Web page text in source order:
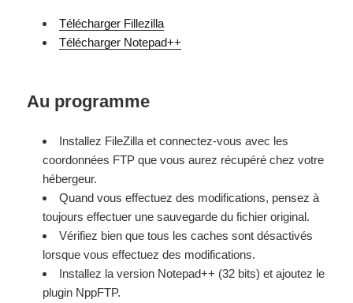
Télécharger Fillezilla
Télécharger Notepad++
Au programme
Installez FileZilla et connectez-vous avec les
coordonnées FTP que vous aurez récupéré chez votre
hébergeur.
Quand vous effectuez des modifications, pensez à
toujours effectuer une sauvegarde du fichier original.
Vérifiez bien que tous les caches sont désactivés
lorsque vous effectuez des modifications.
Installez la version Notepad++ (32 bits) et ajoutez le
plugin NppFTP.